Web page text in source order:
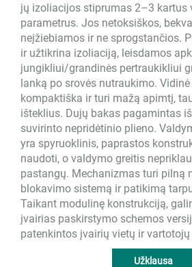
jų izoliacijos stiprumas 2–3 kartus
parametrus. Jos netoksiškos,
neįžiebiamos ir ne sprogstančios.
ir užtikrina izoliaciją, leisdamos
jungikliui/grandinės pertraukikliui
lanką po srovės nutraukimo.
kompaktiška ir turi mažą apimtį,
išteklius. Dujų bakas pagamintas
suvirinto nepridėtinio plieno.
yra spyruoklinis, paprastos
naudoti, o valdymo greitis
pastangų. Mechanizmas turi pilną
blokavimo sistemą ir patikimą
Taikant modulinę konstrukciją,
įvairias paskirstymo schemos
patenkintos įvairių vietų ir
Užklausa